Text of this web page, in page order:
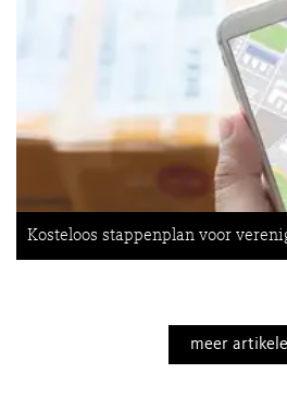
Kosteloos stappenplan voor
meer